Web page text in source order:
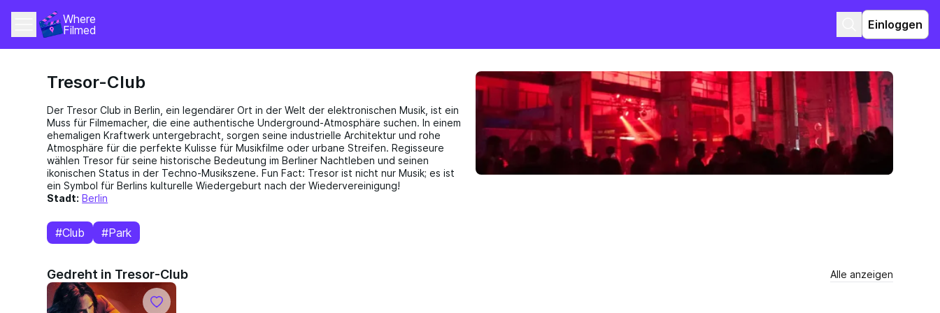
Where
Filmed
Einloggen
Tresor-Club
Der Tresor Club in Berlin, ein legendärer Ort in der Welt der elektronischen Musik, ist ein
Muss für Filmemacher, die eine authentische Underground-Atmosphäre suchen. In einem
ehemaligen Kraftwerk untergebracht, sorgen seine industrielle Architektur und rohe
Atmosphäre für die perfekte Kulisse für Musikfilme oder urbane Streifen. Regisseure
wählen Tresor für seine historische Bedeutung im Berliner Nachtleben und seinen
ikonischen Status in der Techno-Musikszene. Fun Fact: Tresor ist nicht nur Musik; es ist
ein Symbol für Berlins kulturelle Wiedergeburt nach der Wiedervereinigung!
Stadt: Berlin
#Club #Park
Gedreht in Tresor-Club Alle anzeigen